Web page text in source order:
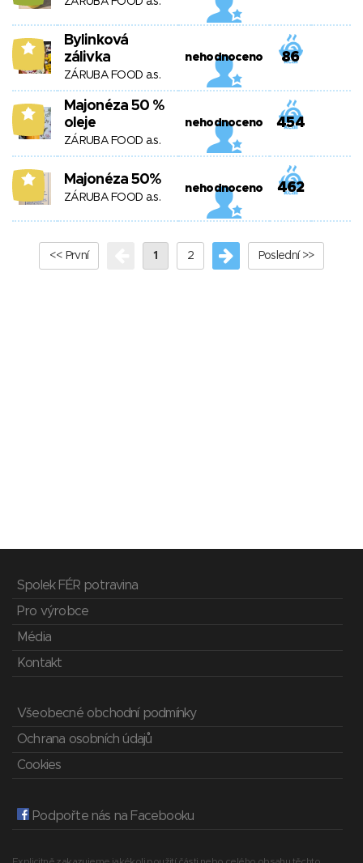
8
Bylinková
zálivka
ZÁRUBA FOOD a.s.
nehodnoceno 86
8
Majonéza 50 %
oleje
ZÁRUBA FOOD a.s.
nehodnoceno 454
8 Majonéza 50%
ZÁRUBA FOOD a.s.
nehodnoceno 462
<< První 1 2 Poslední >>
Spolek FÉR potravina
Pro výrobce
Média
Kontakt
Všeobecné obchodní podmínky
Ochrana osobních údajů
Cookies
Podpořte nás na Facebooku